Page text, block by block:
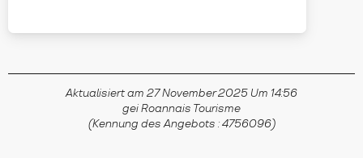
Aktualisiert am 27 November 2025 Um 14:56
gei Roannais Tourisme
(Kennung des Angebots :4756096)